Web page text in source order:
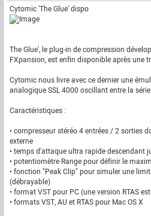
Cytomic 'The Glue' dispo
The Glue', le plug-in de compression
FXpansion, est enfin disponible après une
Cytomic nous livre avec ce dernier une
analogique SSL 4000 oscillant entre la
Caractéristiques :
• compresseur stéréo 4 entrées / 2 sorties
externe
• temps d'attaque ultra rapide descendant
• potentiomètre Range pour définir le
• fonction "Peak Clip" pour simuler une
(débrayable)
• format VST pour PC (une version RTAS
• formats VST, AU et RTAS pour Mac OS X